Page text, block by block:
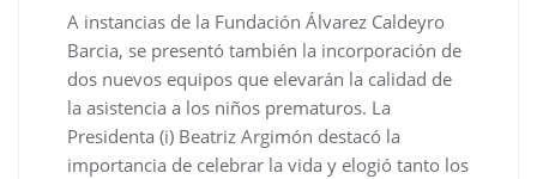
A instancias de la Fundación Álvarez Caldeyro
Barcia, se presentó también la incorporación de
dos nuevos equipos que elevarán la calidad de
la asistencia a los niños prematuros. La
Presidenta (i) Beatriz Argimón destacó la
importancia de celebrar la vida y elogió tanto los